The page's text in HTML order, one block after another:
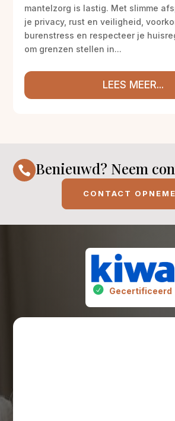
mantelzorg is lastig. Met slimme
je privacy, rust en veiligheid,
burenstress en respecteer je
om grenzen stellen in...
LEES MEER...
 Benieuwd? Neem
CONTACT
Gecertificeerd